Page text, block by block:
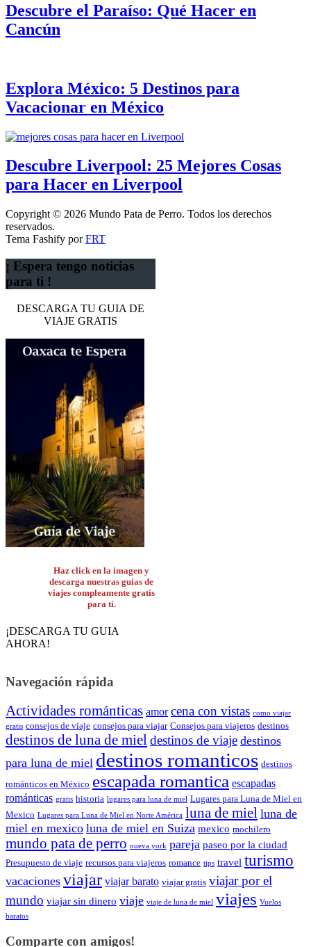
Descubre el Paraíso: Qué Hacer en
Cancún
Explora México: 5 Destinos para
Vacacionar en México
Descubre Liverpool: 25 Mejores Cosas
para Hacer en Liverpool
Copyright © 2026 Mundo Pata de Perro. Todos los derechos
reservados.
Tema Fashify porFRT
¡ Espera tengo noticias
para ti !
DESCARGA TU GUIA DE
VIAJE GRATIS
Haz click en la imagen y
descarga nuestras guías de
viajes compleamente gratis
para ti.
¡DESCARGA TU GUIA
AHORA!
Navegación rápida
Actividades románticas amor cena con vistas como viajar
gratis consejos de viaje consejos para viajar Consejos para viajeros destinos
destinos de luna de miel destinos de viaje destinos
para luna de miel destinos romanticos destinos
románticos en México escapada romantica escapadas
románticas gratis historia lugares para luna de miel Lugares para Luna de Miel en
Mexico Lugares para Luna de Miel en Norte América luna de miel luna de
miel en mexico luna de miel en Suiza mexico mochilero
mundo pata de perro nueva york pareja paseo por la ciudad
Presupuesto de viaje recursos para viajeros romance tips travel turismo
vacaciones viajar viajar barato viajar gratis viajar por el
mundo viajar sin dinero viaje viaje de luna de miel viajes Vuelos
baratos
Comparte con amigos!